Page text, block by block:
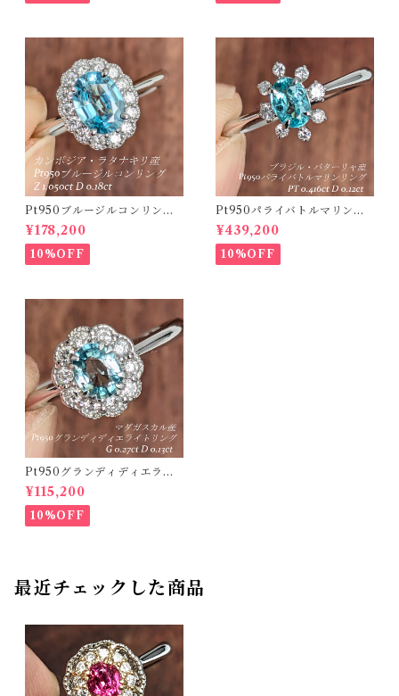
Pt950ブルージルコンリング
カンボジア・ラタナキリ産 ブ
ルージルコン 1.050ct ダイヤ
モンド 0.18ct【PRO20868
4】
¥178,200
10%OFF
Pt950パライバトルマリンリ
ング ブラジル・バターリャ産
パライバトルマリン 0.416ct
ダイヤモンド 0.12ct【PRO2
07538】
¥439,200
10%OFF
Pt950グランディディエライ
トリング マダガスカル産 グラ
ンディディエライト 0.27ct ダ
イヤモンド 0.13ct【PRO2071
18】
¥115,200
10%OFF
最近チェックした商品